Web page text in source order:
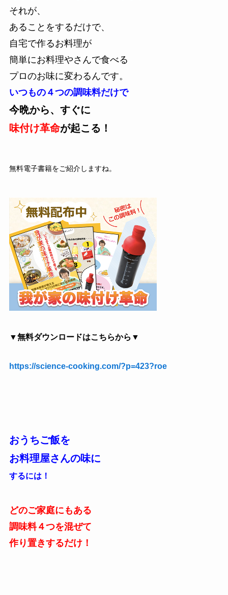
それが、
あることをするだけで、
自宅で作るお料理が
簡単にお料理やさんで食べる
プロのお味に変わるんです。
いつもの４つの調味料だけで
今晩から、すぐに
味付け革命が起こる！
無料電子書籍をご紹介しますね。
▼無料ダウンロードはこちらから▼
https://science-cooking.com/?p=423?roe
おうちご飯を
お料理屋さんの味に
するには！
どのご家庭にもある
調味料４つを混ぜて
作り置きするだけ！